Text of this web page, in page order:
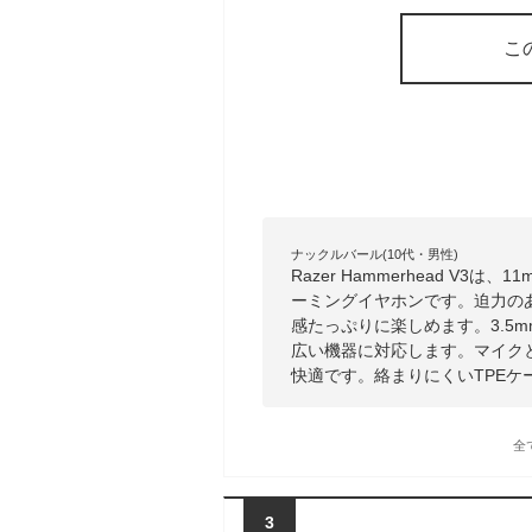
こ
ナックルバール(10代・男性)
Razer Hammerhead V3は、
ーミングイヤホンです。迫力
感たっぷりに楽しめます。
広い機器に対応します。マイ
快適です。絡まりにくいTPEケ
全
3